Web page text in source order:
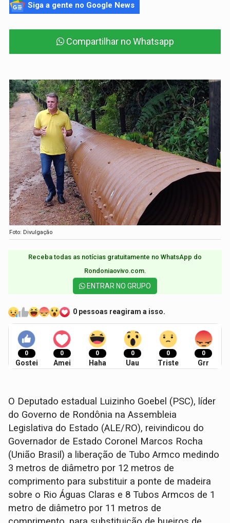
Siga a gente no Google News
Compartilhar no Whatsapp
Foto: Divulgação
Receba todas as notícias gratuitamente no WhatsApp do
Rondoniaovivo.com.​
ENTRAR NO GRUPO
0 pessoas reagiram a isso.
0
Gostei
0
Amei
0
Haha
0
Uau
0
Triste
0
Grr
O Deputado estadual Luizinho Goebel (PSC), líder
do Governo de Rondônia na Assembleia
Legislativa do Estado (ALE/RO), reivindicou do
Governador de Estado Coronel Marcos Rocha
(União Brasil) a liberação de Tubo Armco medindo
3 metros de diâmetro por 12 metros de
comprimento para substituir a ponte de madeira
sobre o Rio Águas Claras e 8 Tubos Armcos de 1
metro de diâmetro por 11 metros de